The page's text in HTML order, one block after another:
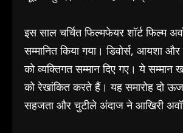
इस साल चर्चित फिल्मफेयर शॉर्ट फिल्म
सम्मानित किया गया। डिवोर्स, आयशा
को व्यक्तिगत सम्मान दिए गए। ये सम्मान
को रेखांकित करते हैं। यह समारोह दो
सहजता और चुटीले अंदाज ने आखिरी